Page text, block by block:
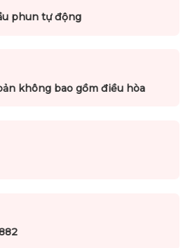
phun tự động
không bao gồm điều hòa